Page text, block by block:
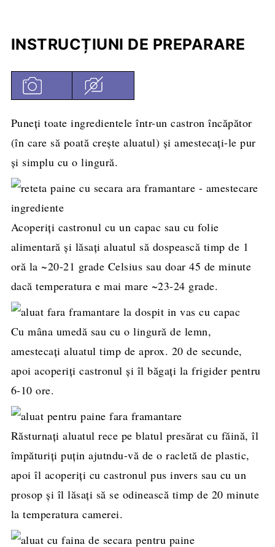
INSTRUCȚIUNI DE PREPARARE
Puneți toate ingredientele într-un castron încăpător
(în care să poată crește aluatul) și amestecați-le pur
și simplu cu o lingură.
Acoperiți castronul cu un capac sau cu folie
alimentară și lăsați aluatul să dospească timp de 1
oră la ~20-21 grade Celsius sau doar 45 de minute
dacă temperatura e mai mare ~23-24 grade.
Cu mâna umedă sau cu o lingură de lemn,
amestecați aluatul timp de aprox. 20 de secunde,
apoi acoperiți castronul și îl băgați la frigider pentru
6-10 ore.
Răsturnați aluatul rece pe blatul presărat cu făină, îl
împăturiți puțin ajutndu-vă de o racletă de plastic,
apoi îl acoperiți cu castronul pus invers sau cu un
prosop și îl lăsați să se odinească timp de 20 minute
la temperatura camerei.